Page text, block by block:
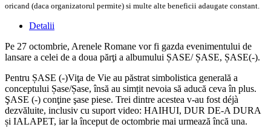
oricand (daca organizatorul permite) si multe alte beneficii adaugate constant.
Detalii
Pe 27 octombrie, Arenele Romane vor fi gazda evenimentului de
lansare a celei de a doua părţi a albumului ȘASE/ ȘASE, ȘASE(-).
Pentru ȘASE (-)Viţa de Vie au păstrat simbolistica generală a
conceptului Șase/Șase, însă au simțit nevoia să aducă ceva în plus.
ŞASE (-) conţine şase piese. Trei dintre acestea v-au fost déjà
dezvăluite, inclusiv cu suport video: HAIHUI, DUR DE-A DURA
și IALAPET, iar la început de octombrie mai urmează încă una.